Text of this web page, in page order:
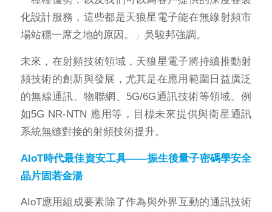
化設計服務，這些都是天狼星電子能在無線射頻市
場站穩一席之地的原因。」吳駿邦強調。
未來，在射頻技術領域，天狼星電子將持續推動射
頻技術的創新與發展，尤其是在應用範圍日益廣泛
的無線通訊、物聯網、5G/6G通訊技術等領域。例
如5G NR-NTN 應用等，目標未來提供與衛星通訊
系統無縫對接的射頻技術提升。
AIoT時代最佳資安工具——振生後量子密碼學安全
晶片固若金湯
AIoT應用組成要素除了作為與外界互動的通訊技術